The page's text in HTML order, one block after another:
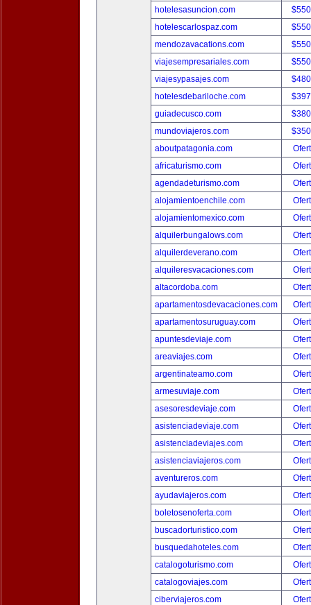
hotelesasuncion.com
hotelescarlospaz.com
mendozavacations.com
viajesempresariales.com
viajesypasajes.com
hotelesdebariloche.com
guiadecusco.com
mundoviajeros.com
aboutpatagonia.com
africaturismo.com
agendadeturismo.com
alojamientoenchile.com
alojamientomexico.com
alquilerbungalows.com
alquilerdeverano.com
alquileresvacaciones.com
altacordoba.com
apartamentosdevacaciones.com
apartamentosuruguay.com
apuntesdeviaje.com
areaviajes.com
argentinateamo.com
armesuviaje.com
asesoresdeviaje.com
asistenciadeviaje.com
asistenciadeviajes.com
asistenciaviajeros.com
aventureros.com
ayudaviajeros.com
boletosenoferta.com
buscadorturistico.com
busquedahoteles.com
catalogoturismo.com
catalogoviajes.com
ciberviajeros.com